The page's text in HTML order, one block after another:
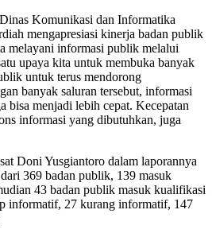
Komunikasi dan Informatika
mengapresiasi kinerja badan publik
melayani informasi publik melalui
upaya kita untuk membuka banyak
untuk terus mendorong
banyak saluran tersebut, informasi
bisa menjadi lebih cepat. Kecepatan
informasi yang dibutuhkan, juga
Doni Yusgiantoro dalam laporannya
369 badan publik, 139 masuk
43 badan publik masuk kualifikasi
informatif, 27 kurang informatif, 147